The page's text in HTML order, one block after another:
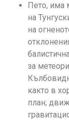
Пето, има
на
на
за
както в
план;